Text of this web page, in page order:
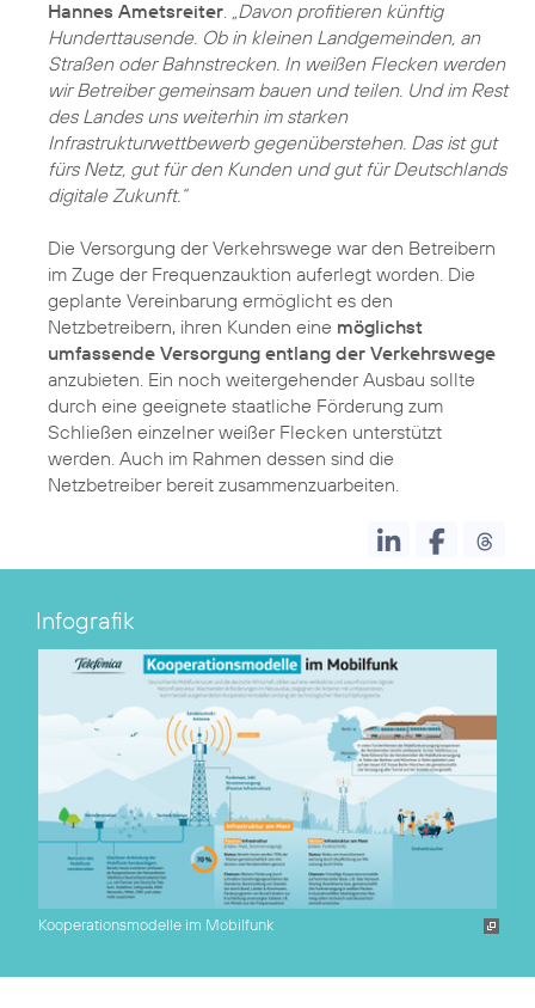
Hannes Ametsreiter. „Davon profitieren künftig
Hunderttausende. Ob in kleinen Landgemeinden, an
Straßen oder Bahnstrecken. In weißen Flecken werden
wir Betreiber gemeinsam bauen und teilen. Und im Rest
des Landes uns weiterhin im starken
Infrastrukturwettbewerb gegenüberstehen. Das ist gut
fürs Netz, gut für den Kunden und gut für Deutschlands
digitale Zukunft.“
Die Versorgung der Verkehrswege war den Betreibern
im Zuge der Frequenzauktion auferlegt worden. Die
geplante Vereinbarung ermöglicht es den
Netzbetreibern, ihren Kunden eine möglichst
umfassende Versorgung entlang der Verkehrswege
anzubieten. Ein noch weitergehender Ausbau sollte
durch eine geeignete staatliche Förderung zum
Schließen einzelner weißer Flecken unterstützt
werden. Auch im Rahmen dessen sind die
Netzbetreiber bereit zusammenzuarbeiten.
Infografik
Kooperationsmodelle im Mobilfunk